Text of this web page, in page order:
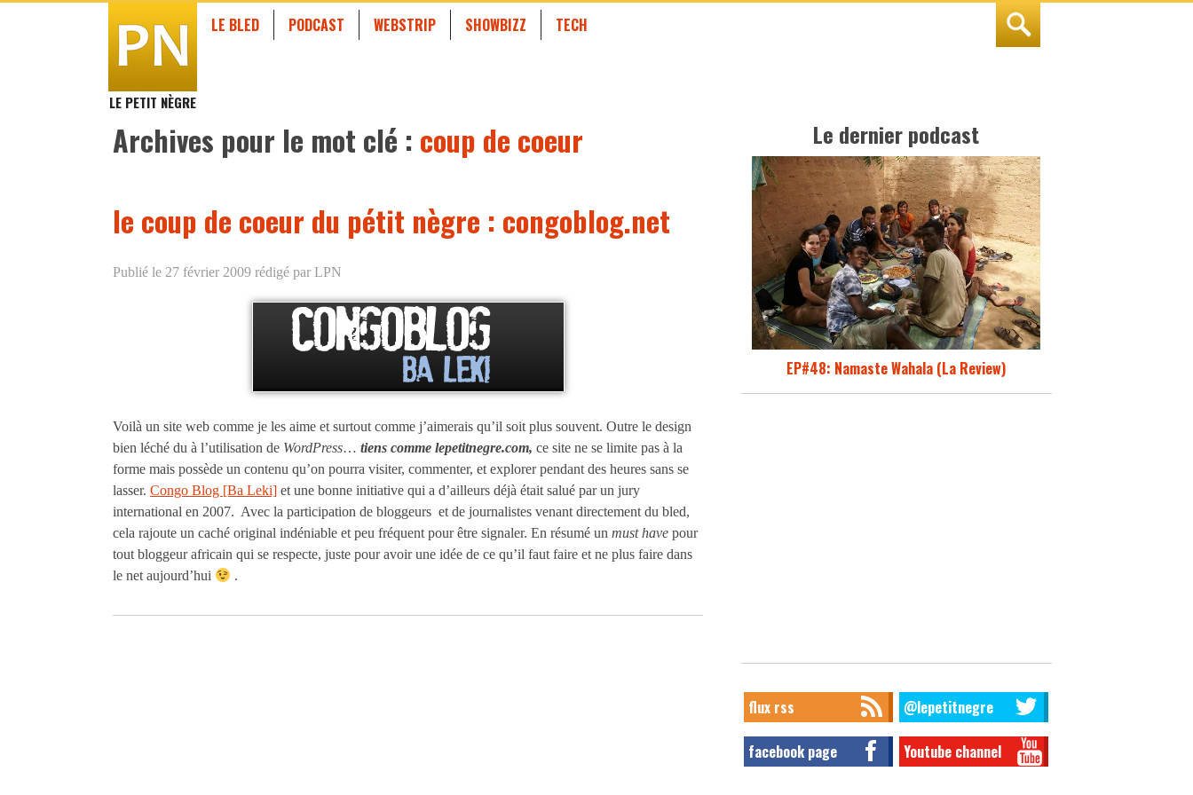
LE PETIT NÈGRE
LE BLED PODCAST WEBSTRIP SHOWBIZZ TECH
Archives pour le mot clé : coup de coeur
le coup de coeur du pétit nègre : congoblog.net
Publié le 27 février 2009 rédigé par LPN
Voilà un site web comme je les aime et surtout comme j’aimerais qu’il soit plus souvent. Outre le design
bien léché du à l’utilisation de WordPress… tiens comme lepetitnegre.com, ce site ne se limite pas à la
forme mais possède un contenu qu’on pourra visiter, commenter, et explorer pendant des heures sans se
lasser. Congo Blog [Ba Leki] et une bonne initiative qui a d’ailleurs déjà était salué par un jury
international en 2007. Avec la participation de bloggeurs et de journalistes venant directement du bled,
cela rajoute un caché original indéniable et peu fréquent pour être signaler. En résumé un must have pour
tout bloggeur africain qui se respecte, juste pour avoir une idée de ce qu’il faut faire et ne plus faire dans
le net aujourd’hui
.
Le dernier podcast
EP#48: Namaste Wahala (La Review)
flux rss @lepetitnegre
facebook page Youtube channel